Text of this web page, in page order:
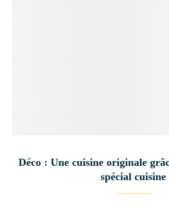
Déco : Une cuisine originale
spécial cuisine